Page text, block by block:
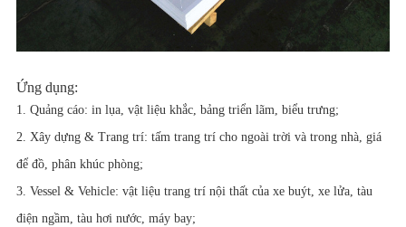
Ứng dụng:
1. Quảng cáo: in lụa, vật liệu khắc, bảng triển lãm, biểu trưng;
2. Xây dựng & Trang trí: tấm trang trí cho ngoài trời và trong nhà, giá
để đồ, phân khúc phòng;
3. Vessel & Vehicle: vật liệu trang trí nội thất của xe buýt, xe lửa, tàu
điện ngầm, tàu hơi nước, máy bay;